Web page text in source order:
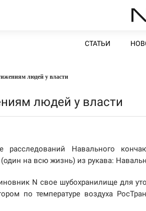
СТАТЬИ
людей у власти
людей у власти
расследований Навального
на всю жизнь) из рукава:
N свое шубохранилище для
по температуре воздуха